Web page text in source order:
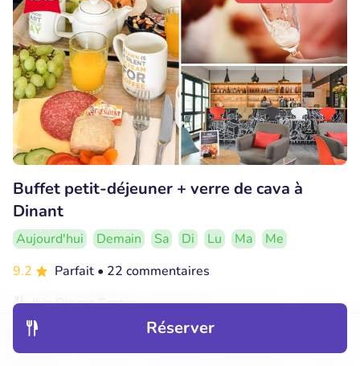
Réserver
Buffet petit-déjeuner + verre de cava à
Dinant
Aujourd'hui Demain Sa Di Lu Ma
Me
9.2
Parfait • 22 commentaires
Ibis Dinant Centre
Dinant (24km)
Vendu : 86
€25 €15,90